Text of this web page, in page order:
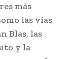
más
las vías
Blas, las
y la